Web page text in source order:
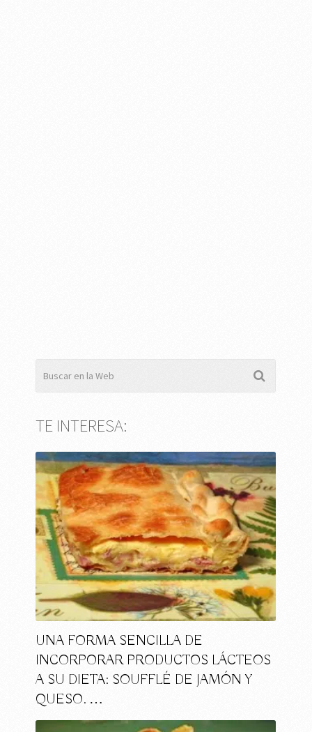
TE INTERESA:
UNA FORMA SENCILLA DE
INCORPORAR PRODUCTOS LÁCTEOS
A SU DIETA: SOUFFLÉ DE JAMÓN Y
QUESO. …